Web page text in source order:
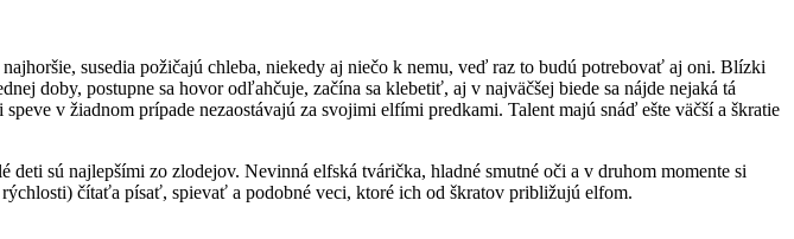
susedia požičajú chleba, niekedy aj niečo k nemu, veď raz to budú potrebovať aj oni. Blízki
doby, postupne sa hovor odľahčuje, začína sa klebetiť, aj v najväčšej biede sa nájde nejaká tá
v žiadnom prípade nezaostávajú za svojimi elfími predkami. Talent majú snáď ešte väčší a škratie
sú najlepšími zo zlodejov. Nevinná elfská tvárička, hladné smutné oči a v druhom momente si
čítaťa písať, spievať a podobné veci, ktoré ich od škratov približujú elfom.